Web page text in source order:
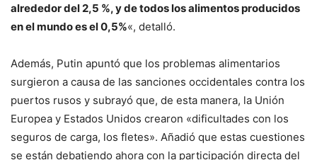
alrededor del 2,5 %, y de todos los alimentos producidos
en el mundo es el 0,5%«, detalló.
Además, Putin apuntó que los problemas alimentarios
surgieron a causa de las sanciones occidentales contra los
puertos rusos y subrayó que, de esta manera, la Unión
Europea y Estados Unidos crearon «dificultades con los
seguros de carga, los fletes». Añadió que estas cuestiones
se están debatiendo ahora con la participación directa del